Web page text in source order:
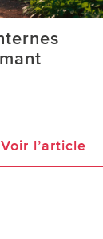
Voir l’article